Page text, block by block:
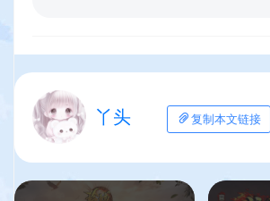
丫头 复制本文链接